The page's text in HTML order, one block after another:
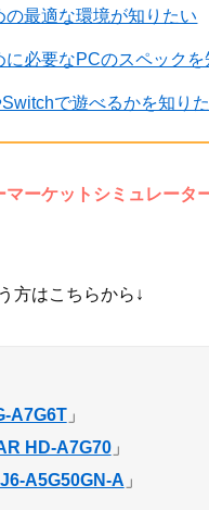
最適な環境が知りたい
必要なPCのスペックを
で遊べるかを知り
マーケットシミュレータ
方はこちらから↓
A7G6T」
HD-A7G70」
A5G50GN-A 」